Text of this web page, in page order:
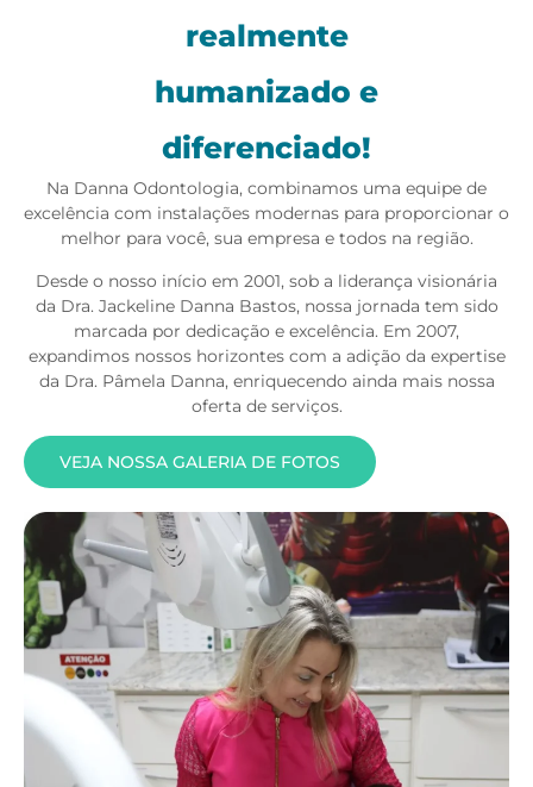
realmente
humanizado e
diferenciado!
Na Danna Odontologia, combinamos uma equipe de
excelência com instalações modernas para proporcionar o
melhor para você, sua empresa e todos na região.
Desde o nosso início em 2001, sob a liderança visionária
da Dra. Jackeline Danna Bastos, nossa jornada tem sido
marcada por dedicação e excelência. Em 2007,
expandimos nossos horizontes com a adição da expertise
da Dra. Pâmela Danna, enriquecendo ainda mais nossa
oferta de serviços.
VEJA NOSSA GALERIA DE FOTOS